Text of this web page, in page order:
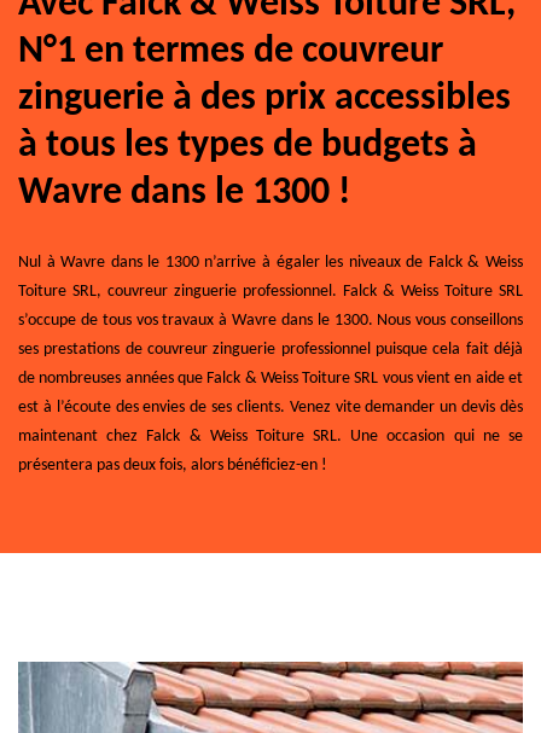
N°1 en termes de couvreur
zinguerie à des prix accessibles
à tous les types de budgets à
Wavre dans le 1300 !
Nul à Wavre dans le 1300 n’arrive à égaler les niveaux de Falck & Weiss
Toiture SRL, couvreur zinguerie professionnel. Falck & Weiss Toiture SRL
s’occupe de tous vos travaux à Wavre dans le 1300. Nous vous conseillons
ses prestations de couvreur zinguerie professionnel puisque cela fait déjà
de nombreuses années que Falck & Weiss Toiture SRL vous vient en aide et
est à l’écoute des envies de ses clients. Venez vite demander un devis dès
maintenant chez Falck & Weiss Toiture SRL. Une occasion qui ne se
présentera pas deux fois, alors bénéficiez-en !